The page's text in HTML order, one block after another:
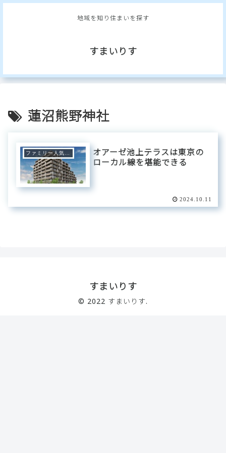
地域を知り住まいを探す
すまいりす
蓮沼熊野神社
オアーゼ池上テラスは東京の
ローカル線を堪能できる
2024.10.11
すまいりす
© 2022 すまいりす.